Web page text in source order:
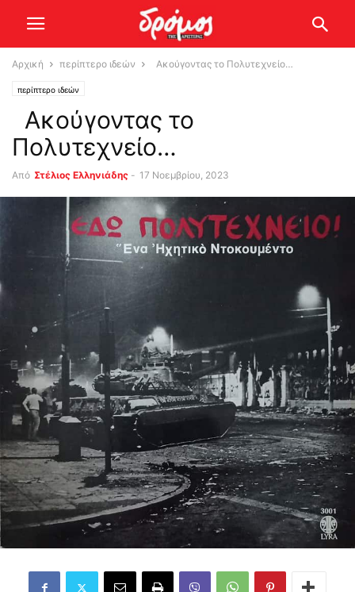
Αρχική περίπτερο ιδεών Ακούγοντας το Πολυτεχνείο…
περίπτερο ιδεών
Ακούγοντας το
Πολυτεχνείο…
Από Στέλιος Ελληνιάδης - 17 Νοεμβρίου, 2023